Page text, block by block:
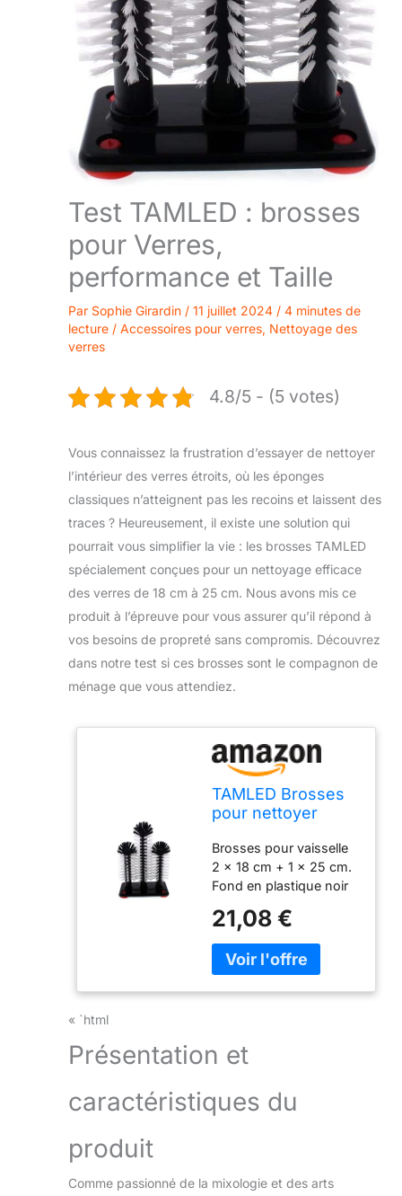
Test TAMLED : brosses
pour Verres,
performance et Taille
Par Sophie Girardin / 11 juillet 2024 / 4 minutes de
lecture / Accessoires pour verres, Nettoyage des
verres
4.8/5 - (5 votes)
Vous connaissez la frustration d’essayer de nettoyer
l’intérieur des verres étroits, où les éponges
classiques n’atteignent pas les recoins et laissent des
traces ? Heureusement, il existe une solution qui
pourrait vous simplifier la vie : les brosses TAMLED
spécialement conçues pour un nettoyage efficace
des verres de 18 cm à 25 cm. Nous avons mis ce
produit à l’épreuve pour vous assurer qu’il répond à
vos besoins de propreté sans compromis. Découvrez
dans notre test si ces brosses sont le compagnon de
ménage que vous attendiez.
TAMLED Brosses
pour nettoyer
verres 18 cm - 25
cm - 18 cm
Brosses pour vaisselle
2 x 18 cm + 1 x 25 cm.
Fond en plastique noir
ventouses puissantes.
La tête de la brosse a
un diamètre de 65 mm.
Objet gastronomique
de qualité digne des
21,08 €
« `html
Présentation et
caractéristiques du
produit
Comme passionné de la mixologie et des arts